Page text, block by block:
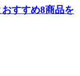
すすめ8商品を